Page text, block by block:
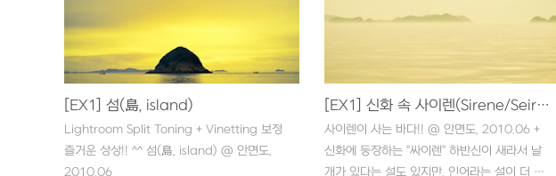
바랄게 없을 텐데 그게 힘드나 봅니다. 뭐 머지
않은 미래에 가능하겠지만 말이죠.. 그래서인지
EX1이 일환으로 수중에 들어왔을 때는 GRD3
의 미묘하게 부족한 퀄리티를 보충해줄 수 있
는지에 대한 호기심이 제일 먼저였습니다. ☞
특징,,,, E..
아 사용을 미루고 있었는데 흐린 날이라 처음
아래 사진들은 모두 삼성 Raw Converter로
특별한 작업 없이 tiff로 변환해서 라이트룸으
로 보정했습니다. TIFF가 이미지 프로세싱을
거친..
[EX1] 섬(島, island)
Lightroom Split Toning + Vinetting 보정
즐거운 상상!! ^^ 섬(島, island) @ 안면도,
2010.06
[EX1] 신화 속 사이렌(Sirene/Seiren)의 바다!!
사이렌이 사는 바다!! @ 안면도, 2010.06 +
신화에 등장하는 "싸이렌" 하반신이 새라서 날
개가 있다는 설도 있지만, 인어라는 설이 더 강